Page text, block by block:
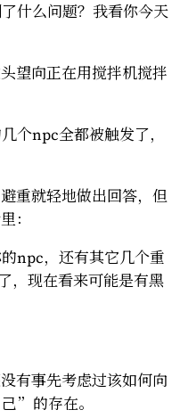
什么问题？我看你今天
望向正在用搅拌机搅拌
个npc全都被触发了，
重就轻地做出回答，但
：
npc，还有其它几个重
，现在看来可能是有黑
有事先考虑过该如何向
”的存在。